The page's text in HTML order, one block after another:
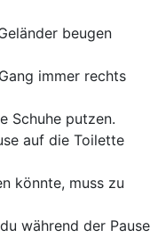
beugen
immer rechts
Schuhe putzen.
auf die Toilette
könnte, muss zu
während der Pause